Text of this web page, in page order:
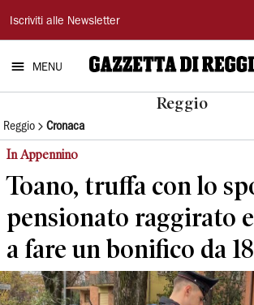
Gazzetta
di
Reggio
Iscriviti alle Newsletter
MENU
Reggio
Reggio Cronaca
In Appennino
Toano, truffa con lo
pensionato raggirato
a fare un bonifico da